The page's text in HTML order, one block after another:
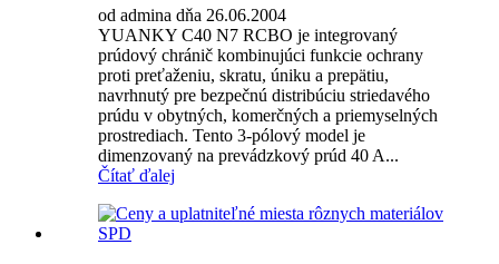
od admina dňa 26.06.2004
YUANKY C40 N7 RCBO je integrovaný
prúdový chránič kombinujúci funkcie ochrany
proti preťaženiu, skratu, úniku a prepätiu,
navrhnutý pre bezpečnú distribúciu striedavého
prúdu v obytných, komerčných a priemyselných
prostrediach. Tento 3-pólový model je
dimenzovaný na prevádzkový prúd 40 A...
Čítať ďalej